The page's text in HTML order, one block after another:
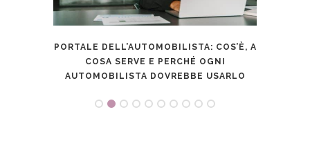
PORTALE DELL’AUTOMOBILISTA: COS’È, A
COSA SERVE E PERCHÉ OGNI
AUTOMOBILISTA DOVREBBE USARLO